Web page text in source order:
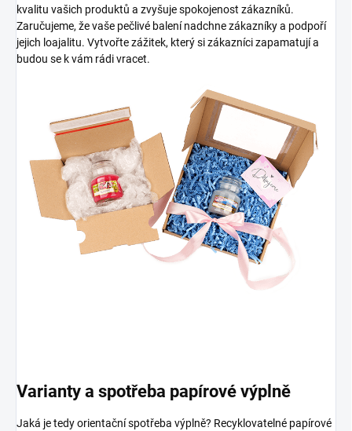
kvalitu vašich produktů a zvyšuje spokojenost zákazníků.
Zaručujeme, že vaše pečlivé balení nadchne zákazníky a podpoří
jejich loajalitu. Vytvořte zážitek, který si zákazníci zapamatují a
budou se k vám rádi vracet.
Varianty a spotřeba papírové výplně
Jaká je tedy orientační spotřeba výplně? Recyklovatelné papírové